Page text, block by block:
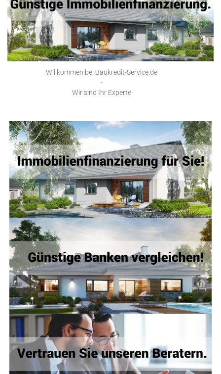
Willkommen bei Baukredit-Service.de
-
Wir sind Ihr Experte